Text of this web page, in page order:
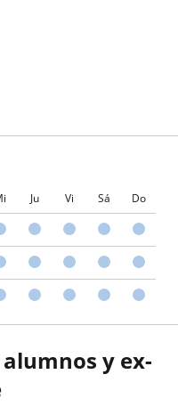
Ju Vi Sá Do
y ex-